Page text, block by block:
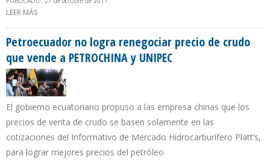
LEER MÁS
Petroecuador no logra renegociar precio de crudo
que vende a PETROCHINA y UNIPEC
El gobierno ecuatoriano propuso a las empresa chinas que los
precios de venta de crudo se basen solamente en las
cotizaciones del Informativo de Mercado Hidrocarburífero Platt’s,
para lograr mejores precios del petróleo